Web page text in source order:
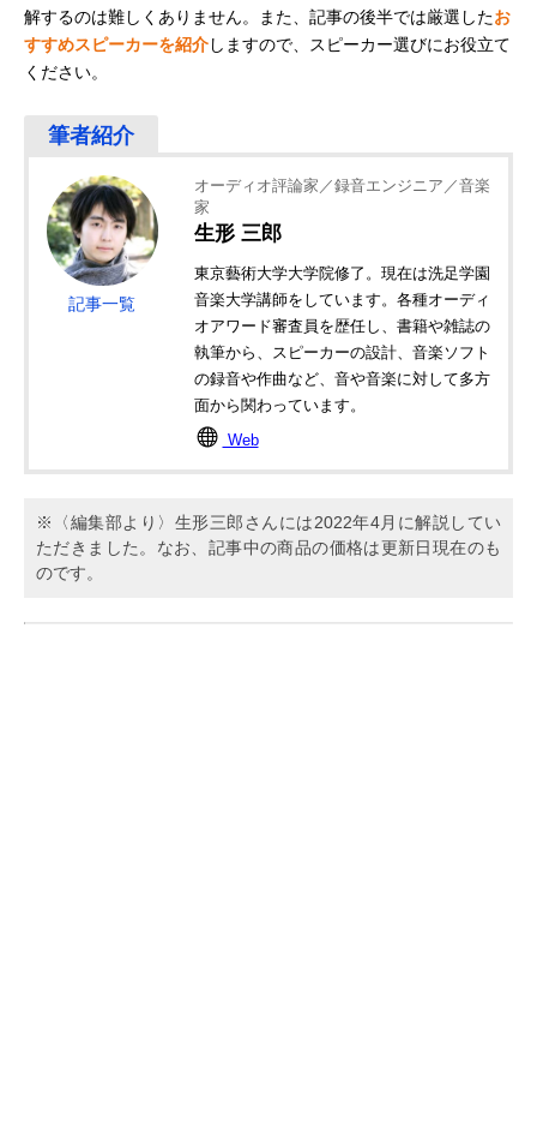
解するのは難しくありません。また、記事の後半では厳選したお
すすめスピーカーを紹介しますので、スピーカー選びにお役立て
ください。
記事一覧
オーディオ評論家／録音エンジニア／音楽
家
生形 三郎
東京藝術大学大学院修了。現在は洗足学園
音楽大学講師をしています。各種オーディ
オアワード審査員を歴任し、書籍や雑誌の
執筆から、スピーカーの設計、音楽ソフト
の録音や作曲など、音や音楽に対して多方
面から関わっています。
Web
※〈編集部より〉生形三郎さんには2022年4月に解説してい
ただきました。なお、記事中の商品の価格は更新日現在のも
のです。